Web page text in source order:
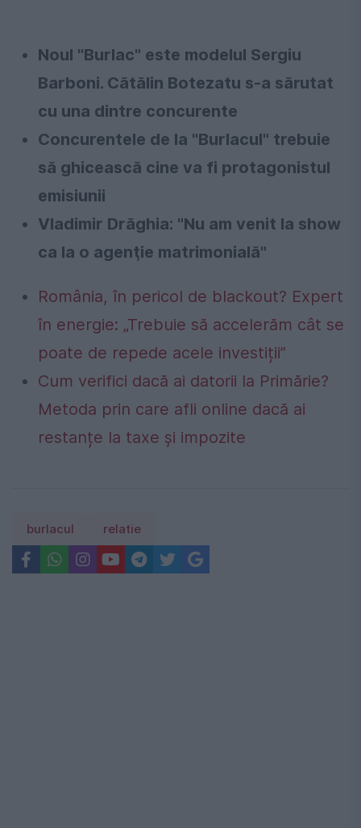
Noul "Burlac" este modelul Sergiu
Barboni. Cătălin Botezatu s-a sărutat
cu una dintre concurente
Concurentele de la "Burlacul" trebuie
să ghicească cine va fi protagonistul
emisiunii
Vladimir Drăghia: "Nu am venit la show
ca la o agenţie matrimonială"
România, în pericol de blackout? Expert
în energie: „Trebuie să accelerăm cât se
poate de repede acele investiții”
Cum verifici dacă ai datorii la Primărie?
Metoda prin care afli online dacă ai
restanțe la taxe și impozite
burlacul relatie